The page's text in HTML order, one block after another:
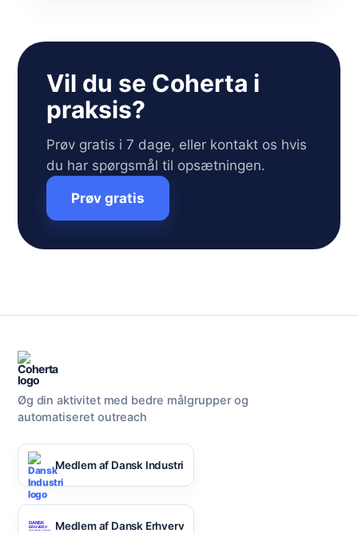
Vil du se Coherta i
praksis?
Prøv gratis i 7 dage, eller kontakt os hvis
du har spørgsmål til opsætningen.
Prøv gratis
Øg din aktivitet med bedre målgrupper og
automatiseret outreach
Medlem af Dansk Industri
Medlem af Dansk Erhverv